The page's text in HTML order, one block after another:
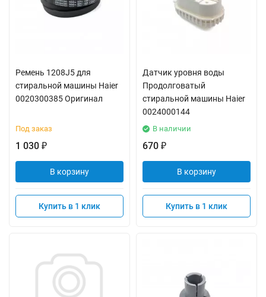
Ремень 1208J5 для
стиральной машины Haier
0020300385 Оригинал
Под заказ
1 030 ₽
В корзину
Купить в 1 клик
Датчик уровня воды
Продолговатый
стиральной машины Haier
0024000144
В наличии
670 ₽
В корзину
Купить в 1 клик